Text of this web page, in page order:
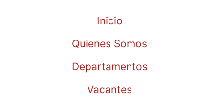
Inicio
Quienes Somos
Departamentos
Vacantes